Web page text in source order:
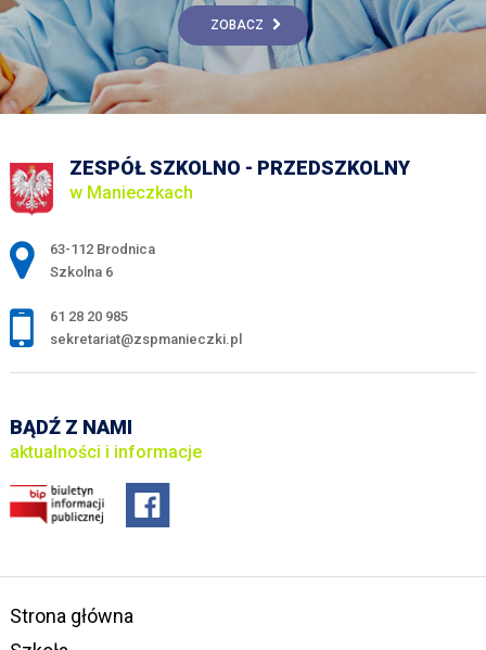
ZOBACZ
ZESPÓŁ SZKOLNO - PRZEDSZKOLNY
w Manieczkach
Adres pocztowy:
63-112 Brodnica
Szkolna 6
61 28 20 985
sekretariat@zspmanieczki.pl
BĄDŹ Z NAMI
aktualności i informacje
Strona główna